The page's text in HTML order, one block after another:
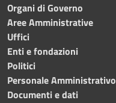
Organi di Governo
Aree Amministrative
Uffici
Enti e fondazioni
Politici
Personale Amministrativo
Documenti e dati